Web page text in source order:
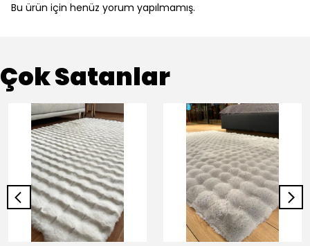
Bu ürün için henüz yorum yapılmamış.
Çok Satanlar